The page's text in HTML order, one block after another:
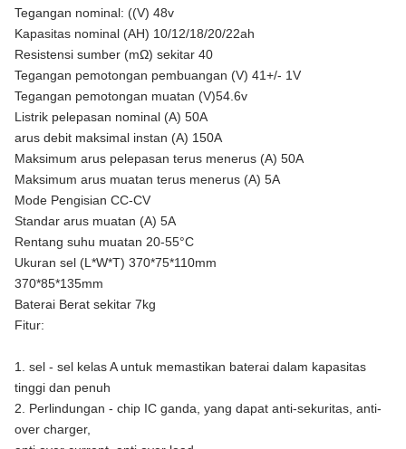
Tegangan nominal: ((V) 48v
Kapasitas nominal (AH) 10/12/18/20/22ah
Resistensi sumber (mΩ) sekitar 40
Tegangan pemotongan pembuangan (V) 41+/- 1V
Tegangan pemotongan muatan (V)54.6v
Listrik pelepasan nominal (A) 50A
arus debit maksimal instan (A) 150A
Maksimum arus pelepasan terus menerus (A) 50A
Maksimum arus muatan terus menerus (A) 5A
Mode Pengisian CC-CV
Standar arus muatan (A) 5A
Rentang suhu muatan 20-55°C
Ukuran sel (L*W*T) 370*75*110mm
370*85*135mm
Baterai Berat sekitar 7kg
Fitur:
1. sel - sel kelas A untuk memastikan baterai dalam kapasitas
tinggi dan penuh
2. Perlindungan - chip IC ganda, yang dapat anti-sekuritas, anti-
over charger,